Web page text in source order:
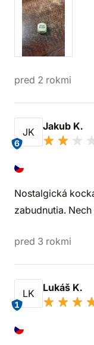
pred 2 rokmi
JK
6
Jakub K.
Nostalgická
zabudnutia.
pred 3 rokmi
LK
1
Lukáš K.